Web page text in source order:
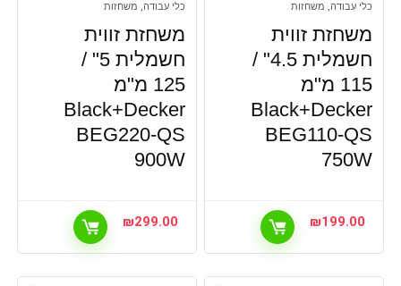
כלי עבודה, משחזות
משחזת זווית
חשמלית 4.5" /
115 מ"מ
Black+Decker
BEG110-QS
750W
₪199.00
כלי עבודה, משחזות
משחזת זווית
חשמלית 5" /
125 מ"מ
Black+Decker
BEG220-QS
900W
₪299.00